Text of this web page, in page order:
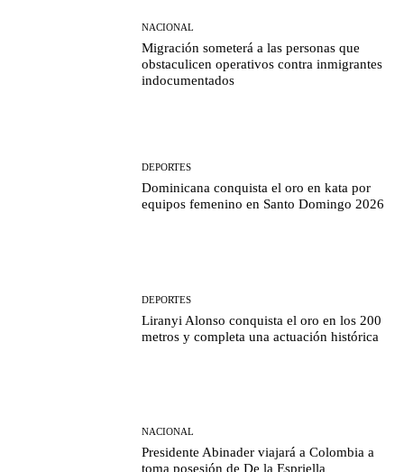
NACIONAL
Migración someterá a las personas que
obstaculicen operativos contra inmigrantes
indocumentados
DEPORTES
Dominicana conquista el oro en kata por
equipos femenino en Santo Domingo 2026
DEPORTES
Liranyi Alonso conquista el oro en los 200
metros y completa una actuación histórica
NACIONAL
Presidente Abinader viajará a Colombia a
toma posesión de De la Espriella